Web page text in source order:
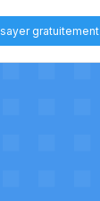
gratuitement